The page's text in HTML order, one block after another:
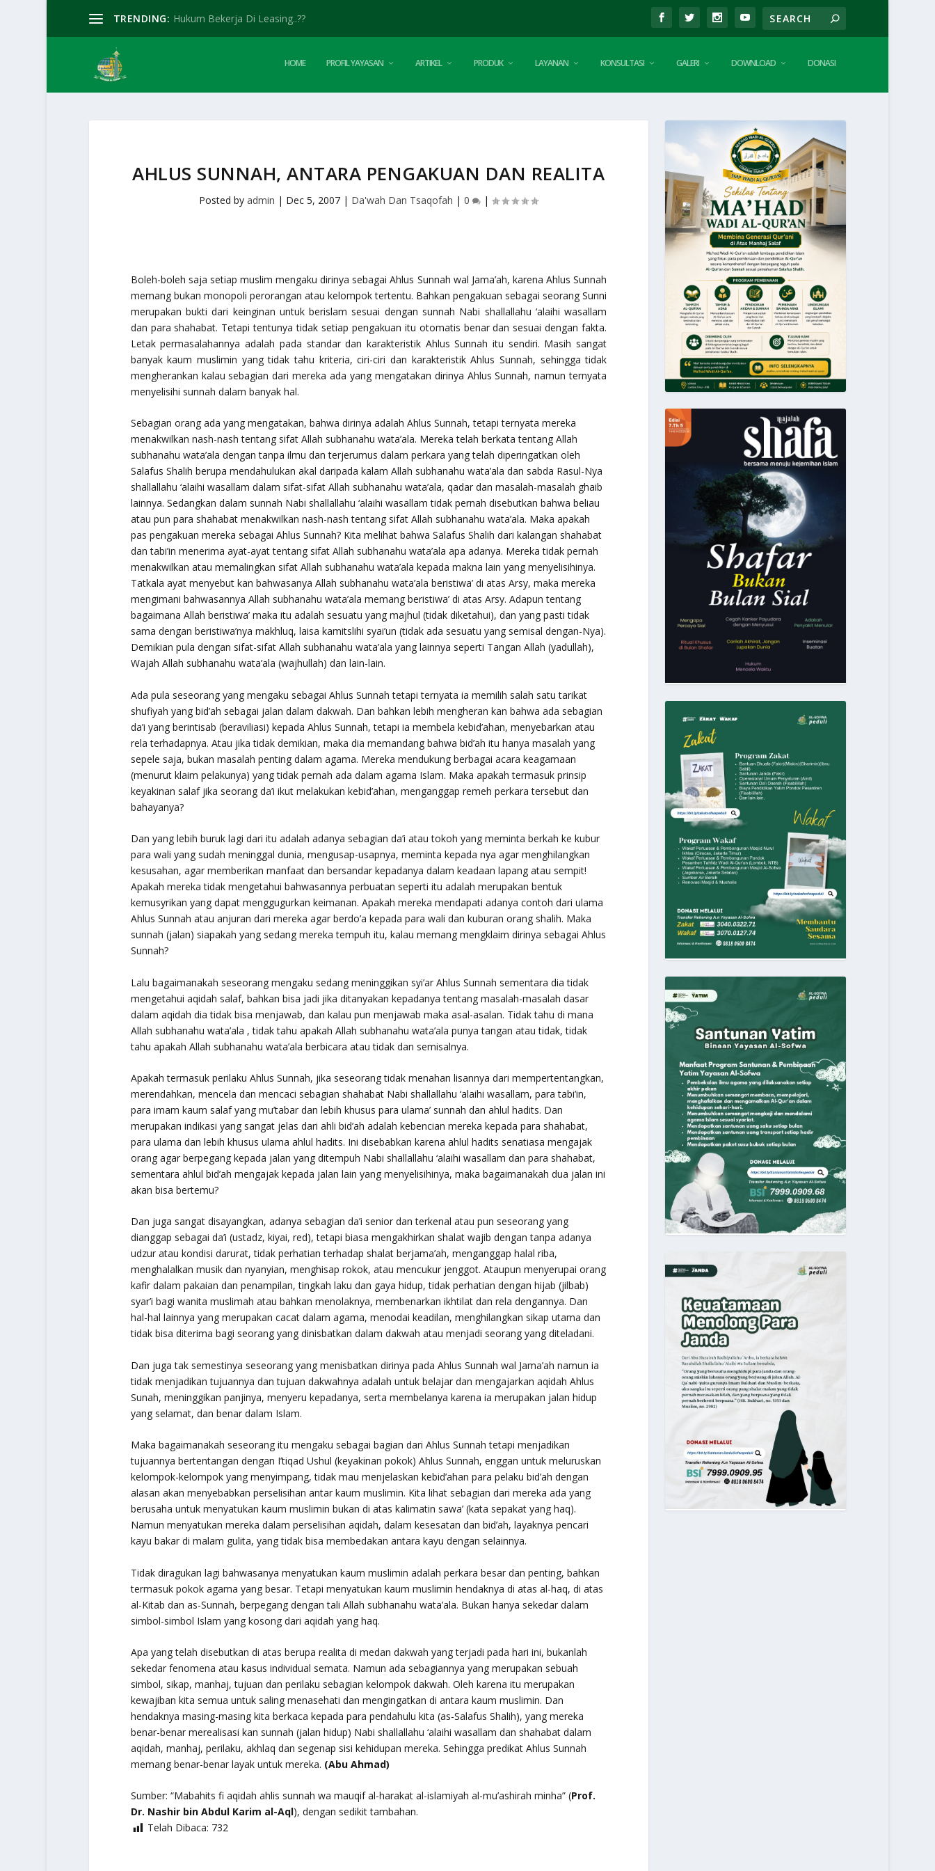
TRENDING: Hukum Bekerja Di Leasing..??
HOME PROFIL YAYASAN ARTIKEL PRODUK LAYANAN KONSULTASI GALERI DOWNLOAD DONASI
AHLUS SUNNAH, ANTARA PENGAKUAN DAN REALITA
Posted byadmin | Dec 5, 2007 | Da'wah Dan Tsaqofah |0 |
Boleh-boleh saja setiap muslim mengaku dirinya sebagaiAhlus Sunnah wal Jama’ah, karenaAhlus Sunnah
memang bukan monopoli perorangan atau kelompok tertentu. Bahkan pengakuan sebagai seorang Sunni
merupakan bukti dari keinginan untuk berislam sesuai dengan sunnah Nabi shallallahu ‘alaihi wasallam
dan para shahabat. Tetapi tentunya tidak setiap pengakuan itu otomatis benar dan sesuai dengan fakta.
Letak permasalahannya adalah pada standar dan karakteristik Ahlus Sunnah itu sendiri. Masih sangat
banyak kaum muslimin yang tidak tahu kriteria, ciri-ciri dan karakteristikAhlus Sunnah, sehingga tidak
mengherankan kalau sebagian dari mereka ada yang mengatakan dirinya Ahlus Sunnah, namun ternyata
menyelisihi sunnah dalam banyak hal.
Sebagian orang ada yang mengatakan, bahwa dirinya adalah Ahlus Sunnah, tetapi ternyata mereka
menakwilkan nash-nash tentang sifat Allah subhanahu wata’ala. Mereka telah berkata tentang Allah
subhanahu wata’ala dengan tanpa ilmu dan terjerumus dalam perkara yang telah diperingatkan oleh
Salafus Shalih berupa mendahulukan akal daripada kalam Allah subhanahu wata’ala dan sabda Rasul-Nya
shallallahu ‘alaihi wasallam dalam sifat-sifat Allah subhanahu wata’ala, qadar dan masalah-masalah ghaib
lainnya. Sedangkan dalam sunnah Nabi shallallahu ‘alaihi wasallam tidak pernah disebutkan bahwa beliau
atau pun para shahabat menakwilkan nash-nash tentang sifat Allah subhanahu wata’ala. Maka apakah
pas pengakuan mereka sebagai Ahlus Sunnah? Kita melihat bahwa Salafus Shalih dari kalangan shahabat
dan tabi’in menerima ayat-ayat tentang sifat Allah subhanahu wata’ala apa adanya. Mereka tidak pernah
menakwilkan atau memalingkan sifat Allah subhanahu wata’ala kepada makna lain yang menyelisihinya.
Tatkala ayat menyebut kan bahwasanya Allah subhanahu wata’ala beristiwa’di atas Arsy, maka mereka
mengimani bahwasannya Allah subhanahu wata’ala memang beristiwa’di atas Arsy. Adapun tentang
bagaimana Allah beristiwa’maka itu adalah sesuatu yang majhul (tidak diketahui), dan yang pasti tidak
sama dengan beristiwa’nya makhluq, laisa kamitslihi syai’un (tidak ada sesuatu yang semisal dengan-Nya).
Demikian pula dengan sifat-sifat Allah subhanahu wata’ala yang lainnya seperti Tangan Allah (yadullah),
Wajah Allah subhanahu wata’ala (wajhullah) dan lain-lain.
Ada pula seseorang yang mengaku sebagai Ahlus Sunnah tetapi ternyata ia memilih salah satutarikat
shufiyah yang bid’ah sebagai jalan dalam dakwah. Dan bahkan lebih mengheran kan bahwa ada sebagian
da’i yang berintisab (beraviliasi) kepada Ahlus Sunnah, tetapi ia membela kebid’ahan, menyebarkan atau
rela terhadapnya. Atau jika tidak demikian, maka dia memandang bahwa bid’ah itu hanya masalah yang
sepele saja, bukan masalah penting dalam agama. Mereka mendukung berbagai acara keagamaan
(menurut klaim pelakunya) yang tidak pernah ada dalam agama Islam. Maka apakah termasuk prinsip
keyakinan salaf jika seorang da’i ikut melakukan kebid’ahan, menganggap remeh perkara tersebut dan
bahayanya?
Dan yang lebih buruk lagi dari itu adalah adanya sebagian da’i atau tokoh yang meminta berkah ke kubur
para wali yang sudah meninggal dunia, mengusap-usapnya, meminta kepada nya agar menghilangkan
kesusahan, agar memberikan manfaat dan bersandar kepadanya dalam keadaan lapang atau sempit!
Apakah mereka tidak mengetahui bahwasannya perbuatan seperti itu adalah merupakan bentuk
kemusyrikan yang dapat menggugurkan keimanan. Apakah mereka mendapati adanya contoh dari ulama
Ahlus Sunnah atau anjuran dari mereka agar berdo’a kepada para wali dan kuburan orang shalih. Maka
sunnah (jalan) siapakah yang sedang mereka tempuh itu, kalau memang mengklaim dirinya sebagai Ahlus
Sunnah?
Lalu bagaimanakah seseorang mengaku sedang meninggikan syi’ar Ahlus Sunnah sementara dia tidak
mengetahui aqidah salaf, bahkan bisa jadi jika ditanyakan kepadanya tentang masalah-masalah dasar
dalam aqidah dia tidak bisa menjawab, dan kalau pun menjawab maka asal-asalan. Tidak tahu di mana
Allah subhanahu wata’ala , tidak tahu apakah Allah subhanahu wata’ala punya tangan atau tidak, tidak
tahu apakah Allah subhanahu wata’ala berbicara atau tidak dan semisalnya.
Apakah termasuk perilaku Ahlus Sunnah, jika seseorang tidak menahan lisannya dari mempertentangkan,
merendahkan, mencela dan mencaci sebagian shahabat Nabi shallallahu ‘alaihi wasallam, para tabi’in,
para imam kaum salaf yang mu’tabar dan lebih khusus para ulama’ sunnah dan ahlul hadits. Dan
merupakan indikasi yang sangat jelas dari ahli bid’ah adalah kebencian mereka kepada para shahabat,
para ulama dan lebih khusus ulama ahlul hadits. Ini disebabkan karena ahlul hadits senatiasa mengajak
orang agar berpegang kepada jalan yang ditempuh Nabi shallallahu ‘alaihi wasallam dan para shahabat,
sementara ahlul bid’ah mengajak kepada jalan lain yang menyelisihinya, maka bagaimanakah dua jalan ini
akan bisa bertemu?
Dan juga sangat disayangkan, adanya sebagian da’i senior dan terkenal atau pun seseorang yang
dianggap sebagai da’i (ustadz, kiyai, red), tetapi biasa mengakhirkan shalat wajib dengan tanpa adanya
udzur atau kondisi darurat, tidak perhatian terhadap shalat berjama’ah, menganggap halal riba,
menghalalkan musik dan nyanyian, menghisap rokok, atau mencukur jenggot. Ataupun menyerupai orang
kafir dalam pakaian dan penampilan, tingkah laku dan gaya hidup, tidak perhatian dengan hijab (jilbab)
syar’i bagi wanita muslimah atau bahkan menolaknya, membenarkan ikhtilat dan rela dengannya. Dan
hal-hal lainnya yang merupakan cacat dalam agama, menodai keadilan, menghilangkan sikap utama dan
tidak bisa diterima bagi seorang yang dinisbatkan dalam dakwah atau menjadi seorang yang diteladani.
Dan juga tak semestinya seseorang yang menisbatkan dirinya pada Ahlus Sunnah wal Jama’ah namun ia
tidak menjadikan tujuannya dan tujuan dakwahnya adalah untuk belajar dan mengajarkan aqidah Ahlus
Sunah, meninggikan panjinya, menyeru kepadanya, serta membelanya karena ia merupakan jalan hidup
yang selamat, dan benar dalam Islam.
Maka bagaimanakah seseorang itu mengaku sebagai bagian dari Ahlus Sunnah tetapi menjadikan
tujuannya bertentangan dengan I’tiqad Ushul (keyakinan pokok) Ahlus Sunnah, enggan untuk meluruskan
kelompok-kelompok yang menyimpang, tidak mau menjelaskan kebid’ahan para pelaku bid’ah dengan
alasan akan menyebabkan perselisihan antar kaum muslimin. Kita lihat sebagian dari mereka ada yang
berusaha untuk menyatukan kaum muslimin bukan di atas kalimatin sawa’(kata sepakat yang haq).
Namun menyatukan mereka dalam perselisihan aqidah, dalam kesesatan dan bid’ah, layaknya pencari
kayu bakar di malam gulita, yang tidak bisa membedakan antara kayu dengan selainnya.
Tidak diragukan lagi bahwasanya menyatukan kaum muslimin adalah perkara besar dan penting, bahkan
termasuk pokok agama yang besar. Tetapi menyatukan kaum muslimin hendaknya di atas al-haq, di atas
al-Kitab dan as-Sunnah, berpegang dengan tali Allah subhanahu wata’ala. Bukan hanya sekedar dalam
simbol-simbol Islam yang kosong dari aqidah yang haq.
Apa yang telah disebutkan di atas berupa realita di medan dakwah yang terjadi pada hari ini, bukanlah
sekedar fenomena atau kasus individual semata. Namun ada sebagiannya yang merupakan sebuah
simbol, sikap, manhaj, tujuan dan perilaku sebagian kelompok dakwah. Oleh karena itu merupakan
kewajiban kita semua untuk saling menasehati dan mengingatkan di antara kaum muslimin. Dan
hendaknya masing-masing kita berkaca kepada para pendahulu kita (as-Salafus Shalih), yang mereka
benar-benar merealisasi kan sunnah (jalan hidup) Nabi shallallahu ‘alaihi wasallam dan shahabat dalam
aqidah, manhaj, perilaku, akhlaq dan segenap sisi kehidupan mereka. Sehingga predikat Ahlus Sunnah
memang benar-benar layak untuk mereka. (Abu Ahmad)
Sumber: “Mabahits fi aqidah ahlis sunnah wa mauqif al-harakat al-islamiyah al-mu’ashirah minha”(Prof.
Dr. Nashir bin Abdul Karim al-Aql), dengan sedikit tambahan.
Telah Dibaca: 732